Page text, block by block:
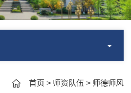
首页 > 师资队伍 > 师德师风